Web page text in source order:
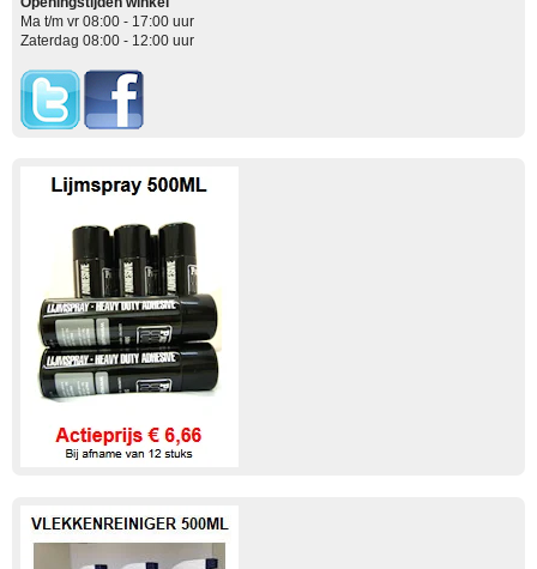
Ma t/m vr 08:00 - 17:00 uur
Zaterdag 08:00 - 12:00 uur